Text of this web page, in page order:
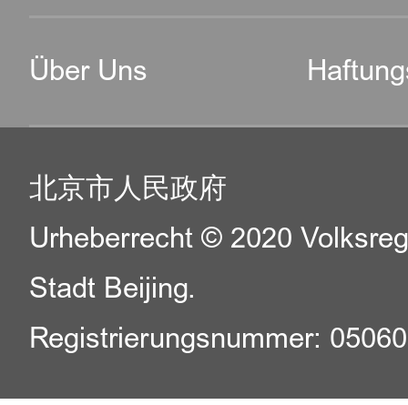
Über Uns
北京市人民政府
Urheberrecht © 2020
Stadt Beijing.
Registrierungsnummer: